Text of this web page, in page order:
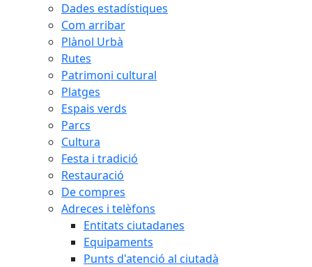
Dades estadístiques
Com arribar
Plànol Urbà
Rutes
Patrimoni cultural
Platges
Espais verds
Parcs
Cultura
Festa i tradició
Restauració
De compres
Adreces i telèfons
Entitats ciutadanes
Equipaments
Punts d'atenció al ciutadà